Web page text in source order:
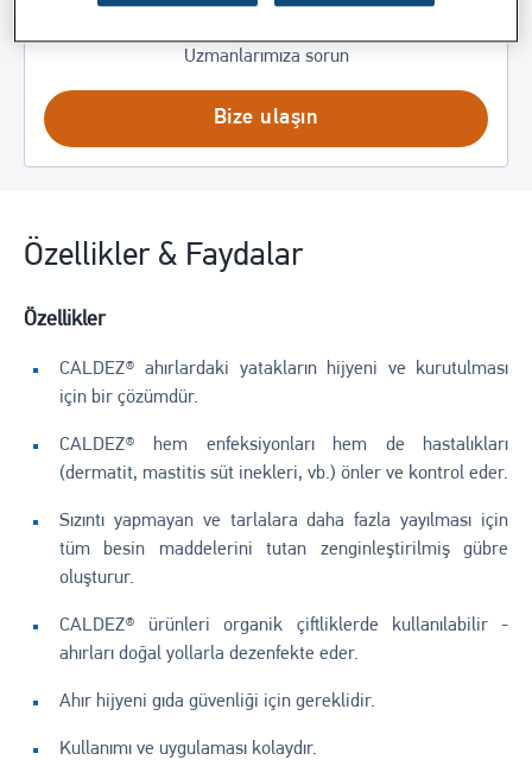
Uzmanlarımıza sorun
Bize ulaşın
Özellikler & Faydalar
Özellikler
CALDEZ® ahırlardaki yatakların hijyeni ve kurutulması
için bir çözümdür.
CALDEZ® hem enfeksiyonları hem de hastalıkları
(dermatit, mastitis süt inekleri, vb.) önler ve kontrol eder.
Sızıntı yapmayan ve tarlalara daha fazla yayılması için
tüm besin maddelerini tutan zenginleştirilmiş gübre
oluşturur.
CALDEZ® ürünleri organik çiftliklerde kullanılabilir -
ahırları doğal yollarla dezenfekte eder.
Ahır hijyeni gıda güvenliği için gereklidir.
Kullanımı ve uygulaması kolaydır.